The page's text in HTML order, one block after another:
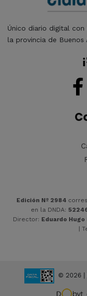
Único diario digital
la provincia de Buenos
Edición Nº 2984
en la DNDA:
Director: Eduardo Hugo
|
© 2026 |